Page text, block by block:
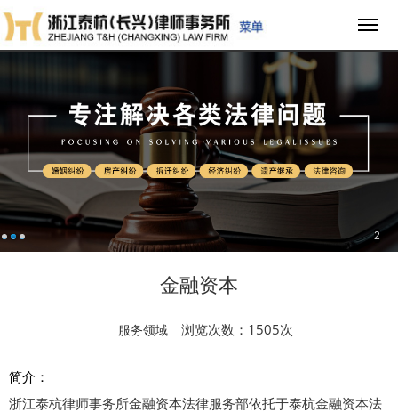
金融资本
服务领域 浏览次数：1505次
简介：
浙江泰杭律师事务所金融资本法律服务部依托于泰杭金融资本法